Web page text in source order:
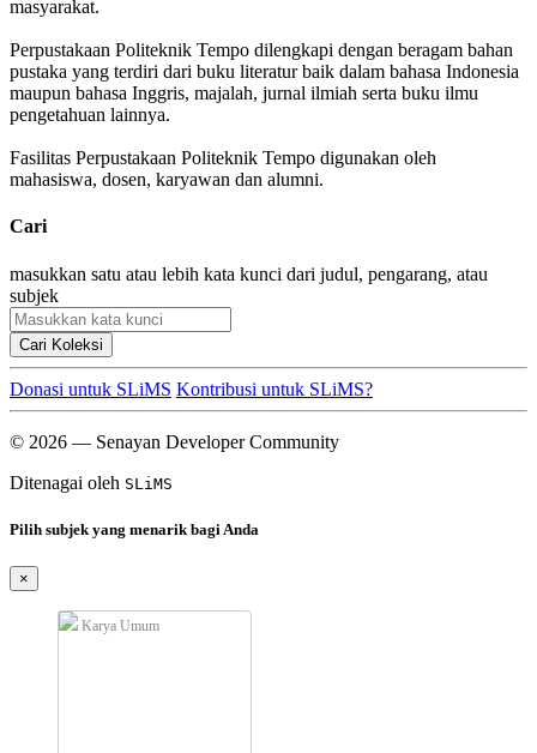
masyarakat.
Perpustakaan Politeknik Tempo dilengkapi dengan beragam bahan
pustaka yang terdiri dari buku literatur baik dalam bahasa Indonesia
maupun bahasa Inggris, majalah, jurnal ilmiah serta buku ilmu
pengetahuan lainnya.
Fasilitas Perpustakaan Politeknik Tempo digunakan oleh
mahasiswa, dosen, karyawan dan alumni.
Cari
masukkan satu atau lebih kata kunci dari judul, pengarang, atau
subjek
Cari Koleksi
Donasi untuk SLiMS Kontribusi untuk SLiMS?
© 2026 — Senayan Developer Community
Ditenagai oleh SLiMS
Pilih subjek yang menarik bagi Anda
×
Karya Umum